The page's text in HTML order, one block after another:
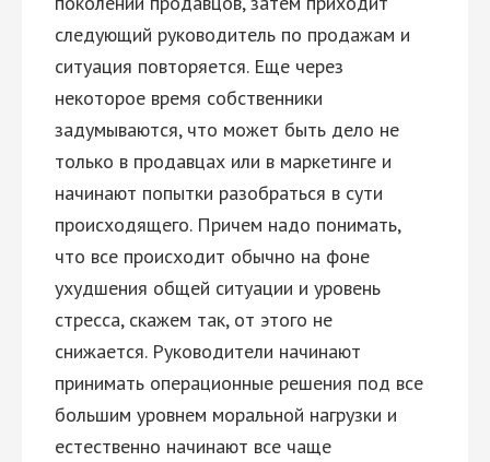
следующий руководитель по продажам и
ситуация повторяется. Еще через
некоторое время собственники
задумываются, что может быть дело не
только в продавцах или в маркетинге и
начинают попытки разобраться в сути
происходящего. Причем надо понимать,
что все происходит обычно на фоне
ухудшения общей ситуации и уровень
стресса, скажем так, от этого не
снижается. Руководители начинают
принимать операционные решения под все
большим уровнем моральной нагрузки и
естественно начинают все чаще